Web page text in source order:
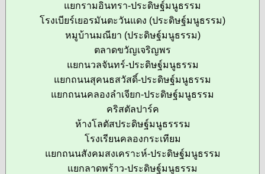
แยกรามอินทรา-ประดิษฐ์มนูธรรม
โรงเบียร์เยอรมันตะวันแดง (ประดิษฐ์มนูธรรม)
หมูบ้านมณียา (ประดิษฐ์มนูธรรม)
ตลาดขวัญเจริญพร
แยกนวลจันทร์-ประดิษฐ์มนูธรรม
แยกถนนสุคนธสวัสดิ์-ประดิษฐ์มนูธรรม
แยกถนนคลองลำเจียก-ประดิษฐ์มนูธรรม
คริสตัลปาร์ค
ห้างโลตัสประดิษฐ์มนูธรรรม
โรงเรียนคลองกระเทียม
แยกถนนสังคมสงเคราะห์-ประดิษฐ์มนูธรรม
แยกลาดพร้าว-ประดิษฐ์มนูธรรม